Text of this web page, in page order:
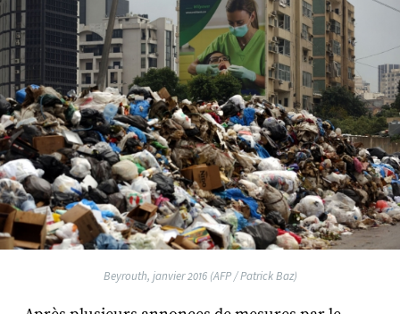
Beyrouth, janvier 2016 (AFP / Patrick Baz)